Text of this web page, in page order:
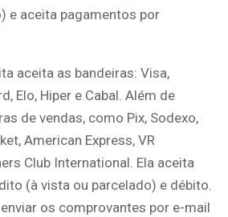
e aceita pagamentos por
aceita as bandeiras: Visa,
Elo, Hiper e Cabal. Além de
de vendas, como Pix, Sodexo,
American Express, VR
Club International. Ela aceita
(à vista ou parcelado) e débito.
os comprovantes por e-mail